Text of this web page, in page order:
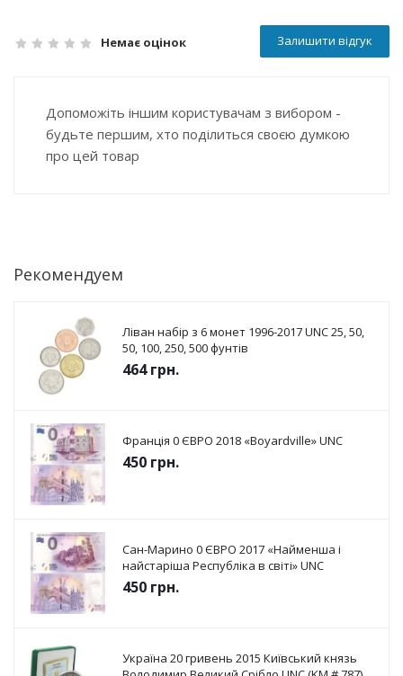
Немає оцінок Залишити відгук
Допоможіть іншим користувачам з вибором -
будьте першим, хто поділиться своєю думкою
про цей товар
Рекомендуем
Ліван набір з 6 монет 1996-2017 UNC 25, 50,
50, 100, 250, 500 фунтів
464грн.
Франція 0 ЄВРО 2018 «Boyardville» UNC
450 грн.
Сан-Марино 0 ЄВРО 2017 «Найменша і
найстаріша Республіка в світі» UNC
450 грн.
Україна 20 гривень 2015 Київський князь